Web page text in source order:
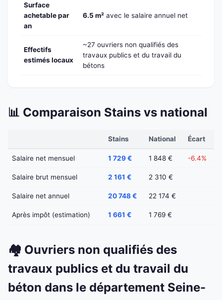
Surface
achetable par
an
6.5 m² avec le salaire annuel net
Effectifs
estimés locaux
~27 ouvriers non qualifiés des
travaux publics et du travail du
bétons
📊 Comparaison Stains vs national
Stains National Écart
Salaire net mensuel 1 729 € 1 848 € -6.4%
Salaire brut mensuel 2 161 € 2 310 €
Salaire net annuel 20 748 € 22 174 €
Après impôt (estimation) 1 661 € 1 769 €
🏘️ Ouvriers non qualifiés des
travaux publics et du travail du
béton dans le département Seine-